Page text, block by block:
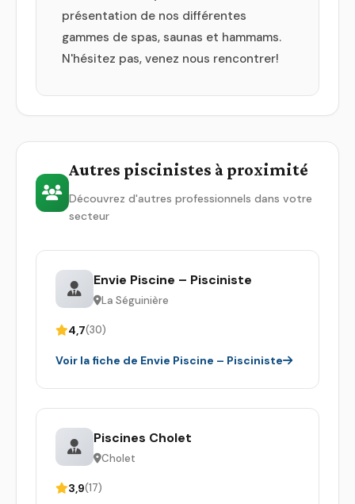
présentation de nos différentes
gammes de spas, saunas et hammams.
N'hésitez pas, venez nous rencontrer!
Autres piscinistes à proximité
Découvrez d'autres professionnels dans votre
secteur
Envie Piscine – Pisciniste
La Séguinière
4,7(30)
Voir la fiche de Envie Piscine – Pisciniste
Piscines Cholet
Cholet
3,9(17)